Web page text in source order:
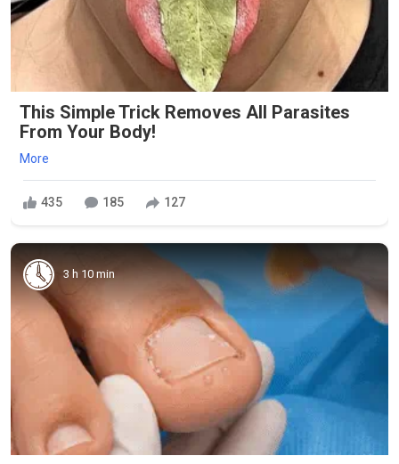
This Simple Trick Removes All Parasites
From Your Body!
More
435 185 127
3 h 10 min